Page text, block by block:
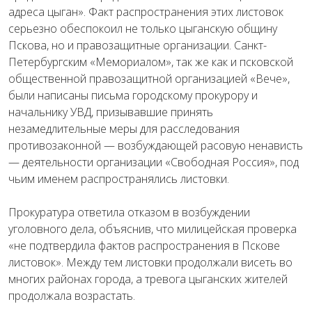
адреса цыган». Факт распространения этих листовок
серьезно обеспокоил не только цыганскую общину
Пскова, но и правозащитные организации. Санкт-
Петербургским «Мемориалом», так же как и псковской
общественной правозащитной организацией «Вече»,
были написаны письма городскому прокурору и
начальнику УВД, призывавшие принять
незамедлительные меры для расследования
противозаконной — возбуждающей расовую ненависть
— деятельности организации «Свободная Россия», под
чьим именем распространялись листовки.
Прокуратура ответила отказом в возбуждении
уголовного дела, объяснив, что милицейская проверка
«не подтвердила фактов распространения в Пскове
листовок». Между тем листовки продолжали висеть во
многих районах города, а тревога цыганских жителей
продолжала возрастать.